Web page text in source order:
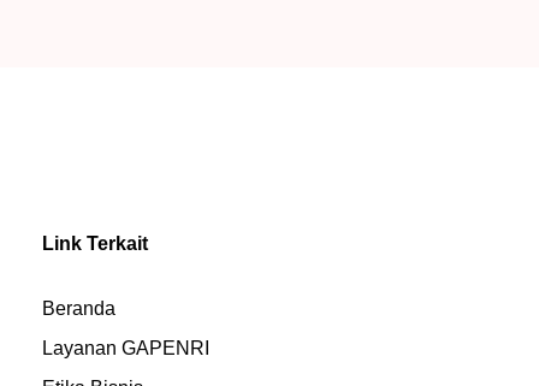
Link Terkait
Beranda
Layanan GAPENRI